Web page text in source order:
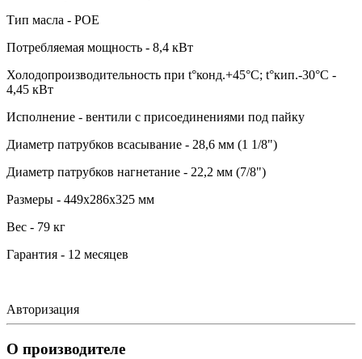
Тип масла - POE
Потребляемая мощность - 8,4 кВт
Холодопроизводительность при t°конд.+45°С; t°кип.-30°С -
4,45 кВт
Исполнение - вентили с присоединениями под пайку
Диаметр патрубков всасывание - 28,6 мм (1 1/8")
Диаметр патрубков нагнетание - 22,2 мм (7/8")
Размеры - 449х286х325 мм
Вес - 79 кг
Гарантия - 12 месяцев
Авторизация
О производителе